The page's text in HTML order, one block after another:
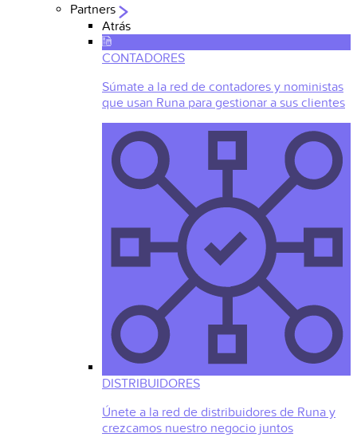
Partners
Atrás
CONTADORES
Súmate a la red de contadores y noministas
que usan Runa para gestionar a sus clientes
DISTRIBUIDORES
Únete a la red de distribuidores de Runa y
crezcamos nuestro negocio juntos